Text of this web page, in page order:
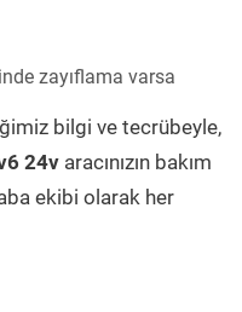
zayıflama varsa
bilgi ve tecrübeyle,
24v aracınızın bakım
ekibi olarak her